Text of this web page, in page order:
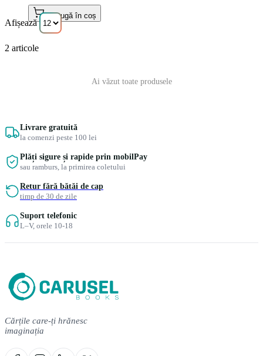
Adaugă în coș
Afișează
2 articole
Ai văzut toate produsele
Livrare gratuită
la comenzi peste 100 lei
Plăți sigure și rapide prin mobilPay
sau ramburs, la primirea coletului
Retur fără bătăi de cap
timp de 30 de zile
Suport telefonic
L–V, orele 10-18
Cărțile care-ți hrănesc
imaginația